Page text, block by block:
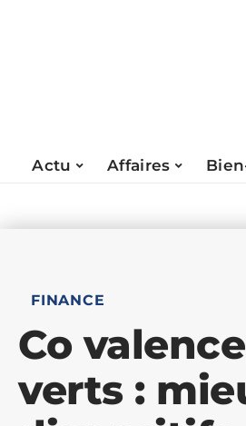
Actu Affaires
FINANCE
Co
verts :